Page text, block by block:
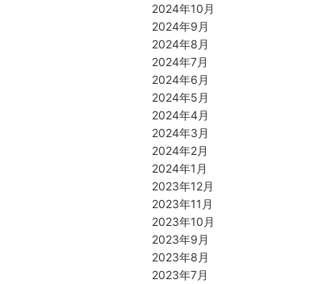
2024年10月
2024年9月
2024年8月
2024年7月
2024年6月
2024年5月
2024年4月
2024年3月
2024年2月
2024年1月
2023年12月
2023年11月
2023年10月
2023年9月
2023年8月
2023年7月